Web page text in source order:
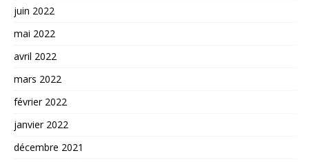
juin 2022
mai 2022
avril 2022
mars 2022
février 2022
janvier 2022
décembre 2021